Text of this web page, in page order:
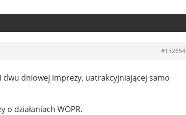
#152654
dwu dniowej imprezy, uatrakcyjniającej samo
o działaniach WOPR.